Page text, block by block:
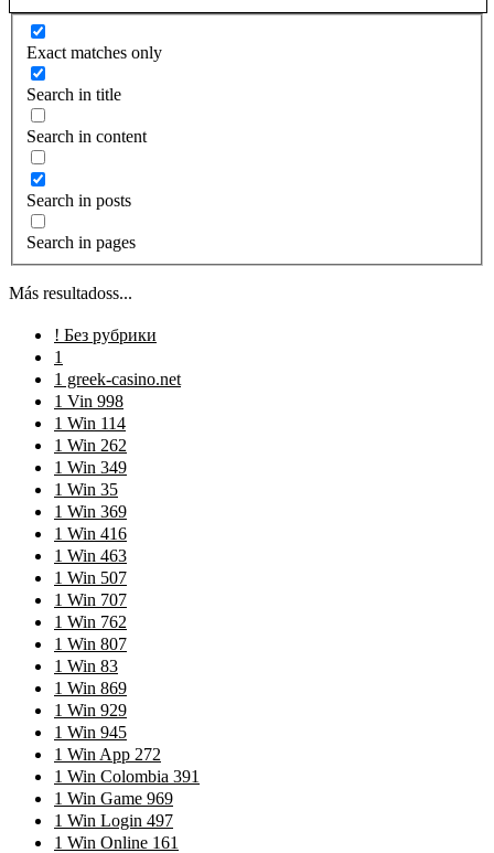
Exact matches only
Search in title
Search in content
Search in posts
Search in pages
Más resultadoss...
! Без рубрики
1
1 greek-casino.net
1 Vin 998
1 Win 114
1 Win 262
1 Win 349
1 Win 35
1 Win 369
1 Win 416
1 Win 463
1 Win 507
1 Win 707
1 Win 762
1 Win 807
1 Win 83
1 Win 869
1 Win 929
1 Win 945
1 Win App 272
1 Win Colombia 391
1 Win Game 969
1 Win Login 497
1 Win Online 161